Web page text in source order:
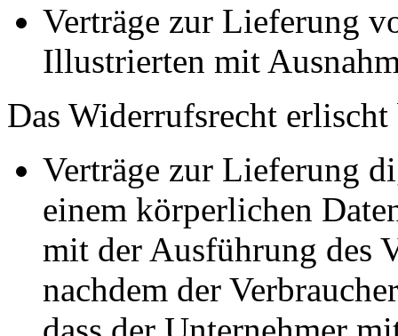
Verträge zur Lieferung
Illustrierten mit
Das Widerrufsrecht
Verträge zur Lieferung
einem körperlichen
mit der Ausführung des
nachdem der